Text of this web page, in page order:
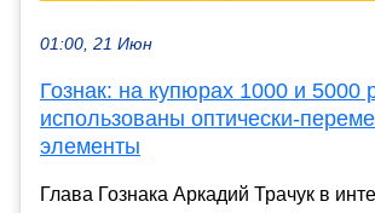
01:00, 21 Июн
Гознак: на купюрах 1000 и 5000
использованы оптически-
элементы
Глава Гознака Аркадий Трачук в